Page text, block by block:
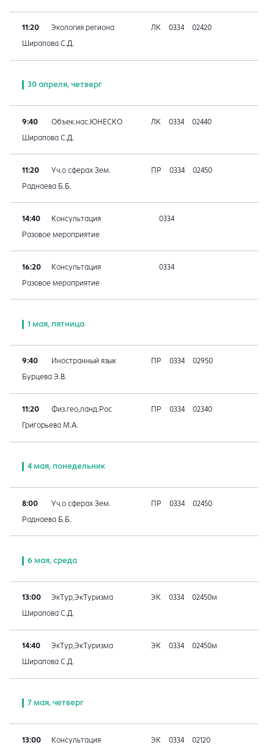
11:20 Экология региона ЛК 0334 02420
Ширапова С.Д.
30 апреля, четверг
9:40 Объек.нас.ЮНЕСКО ЛК 0334 02440
Ширапова С.Д.
11:20 Уч.о сферах Зем. ПР 0334 02450
Раднаева Б.Б.
14:40 Консультация 0334
Разовое мероприятие
16:20 Консультация 0334
Разовое мероприятие
1 мая, пятница
9:40 Иностранный язык ПР 0334 02950
Бурцева Э.В.
11:20 Физ.гео,ланд.Рос ПР 0334 02340
Григорьева М.А.
4 мая, понедельник
8:00 Уч.о сферах Зем. ПР 0334 02450
Раднаева Б.Б.
6 мая, среда
13:00 ЭкТур,ЭкТуризма ЭК 0334 02450м
Ширапова С.Д.
14:40 ЭкТур,ЭкТуризма ЭК 0334 02450м
Ширапова С.Д.
7 мая, четверг
13:00 Консультация ЭК 0334 02120